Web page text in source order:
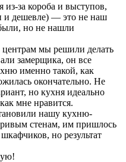
из-за короба и выступов,
и дешевле) — это не наш
но не нашли
мы решили делать
замерщика, он все
именно такой, как
окончательно. Не
но кухня идеально
мне нравится.
нашу кухню-
стенам, им пришлось
но результат